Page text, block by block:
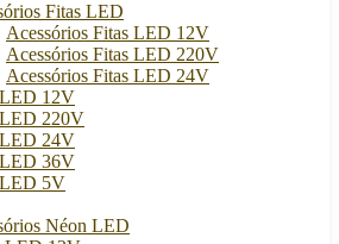
Fitas LED
Acessórios Fitas LED 12V
Acessórios Fitas LED 220V
Acessórios Fitas LED 24V
12V
220V
24V
36V
5V
Néon LED